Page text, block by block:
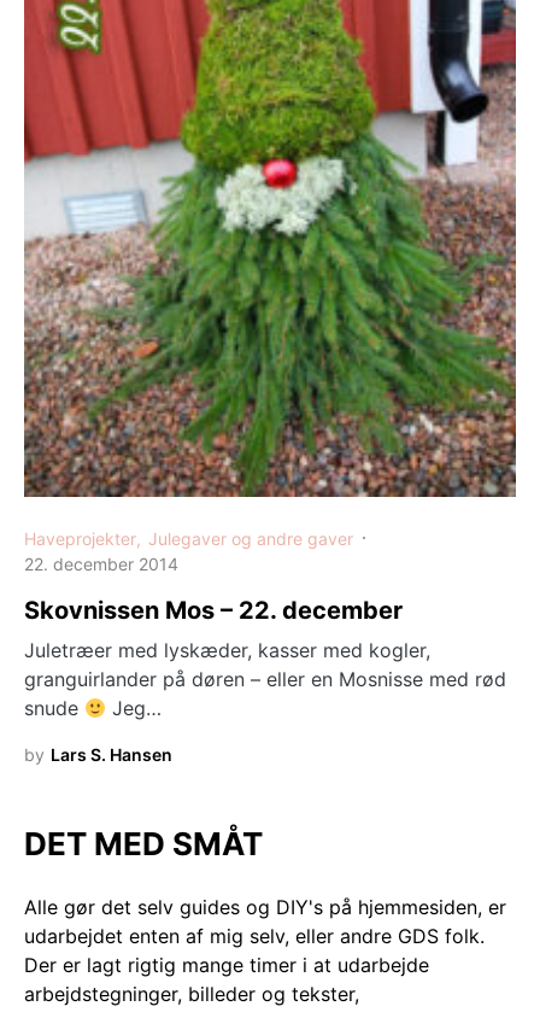
Haveprojekter
Julegaver og andre gaver
22. december 2014
Skovnissen Mos – 22. december
Juletræer med lyskæder, kasser med kogler,
granguirlander på døren – eller en Mosnisse med rød
snude
Jeg…
by Lars S. Hansen
DET MED SMÅT
Alle gør det selv guides og DIY's på hjemmesiden, er
udarbejdet enten af mig selv, eller andre GDS folk.
Der er lagt rigtig mange timer i at udarbejde
arbejdstegninger, billeder og tekster,